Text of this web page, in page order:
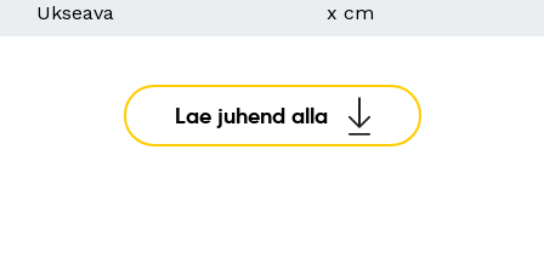
Ukseava
x cm
Lae juhend alla